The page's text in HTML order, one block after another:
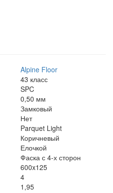
Alpine Floor
43 класс
SPC
0,50 мм
Замковый
Нет
Parquet Light
Коричневый
Елочкой
Фаска с 4-х сторон
600x125
4
1,95